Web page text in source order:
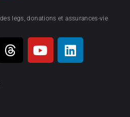
legs, donations et assurances-vie